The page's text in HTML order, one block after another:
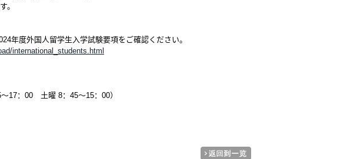
。
年度外国人留学生入学試験要項をご確認ください。
international_students.html
17：00 土曜 8：45～15：00）